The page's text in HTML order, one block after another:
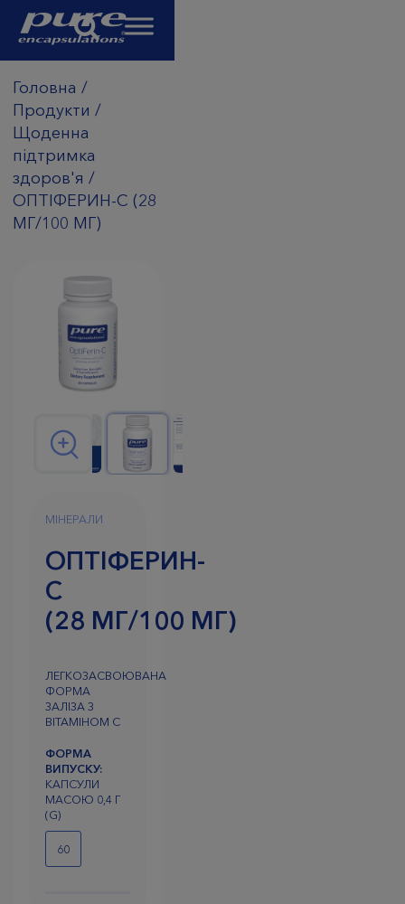
Головна /
Продукти /
Щоденна
підтримка
здоров'я /
ОПТІФЕРИН-С (28
МГ/100 МГ)
МІНЕРАЛИ
ОПТІФЕРИН-
С
(28 МГ/100 МГ)
ЛЕГКОЗАСВОЮВАНА
ФОРМА
ЗАЛІЗА З
ВІТАМІНОМ С
ФОРМА
ВИПУСКУ:
КАПСУЛИ
МАСОЮ 0,4 Г
(G)
60